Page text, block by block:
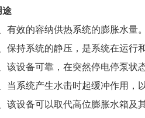
效的容纳供热系统的膨胀水量。
持系统的静压，是系统在运行和
设备可靠，在突然停电停泵状态
系统产生水击时起缓冲作用，以
设备可以取代高位膨胀水箱及其